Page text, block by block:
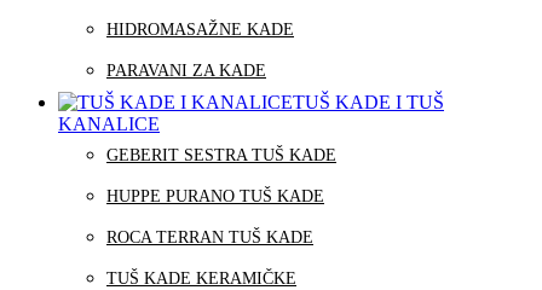
HIDROMASAŽNE KADE
PARAVANI ZA KADE
TUŠ KADE I TUŠ
KANALICE
GEBERIT SESTRA TUŠ KADE
HUPPE PURANO TUŠ KADE
ROCA TERRAN TUŠ KADE
TUŠ KADE KERAMIČKE